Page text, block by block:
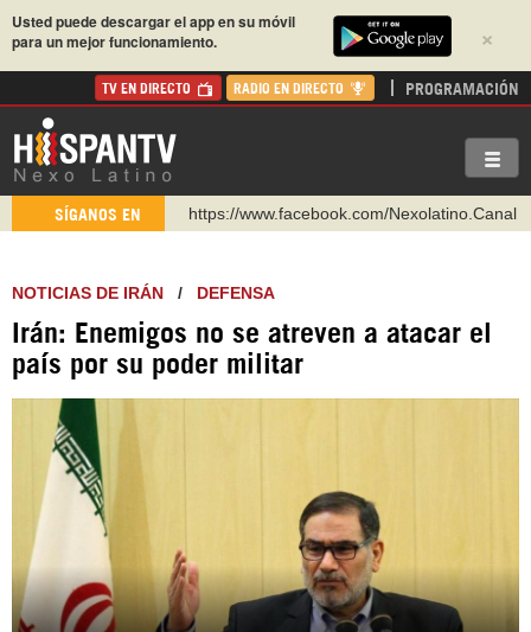
×
Usted puede descargar el app en su móvil
para un mejor funcionamiento.
TV EN DIRECTO RADIO EN DIRECTO PROGRAMACIÓN
SÍGANOS EN https://www.facebook.com/Nexolatino.Canal
https://www.youtube.com/@nexo_latino
https://t.me/hispantvcanal
https://urmedium.com/c/hispantv
WhatsApp y Viber: +98 921 79 29 404
Instagram como: hispan_tv
NOTICIAS DE IRÁN / DEFENSA
Irán: Enemigos no se atreven a atacar el
país por su poder militar